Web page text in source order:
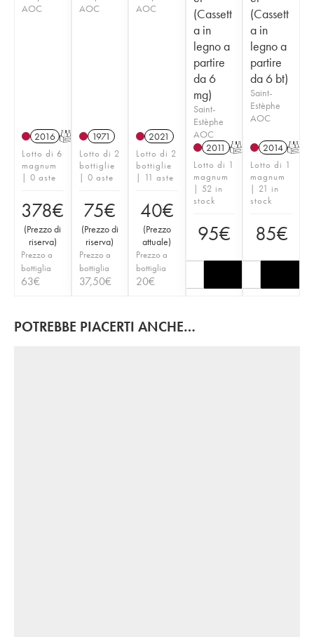
AOC
2016 T
Lotto di 6
magnum
| 0 aste
378€
(Prezzo di
riserva)
Prezzo a
bottiglia
63€
AOC
1971
Lotto di 2
bottiglie
| 0 aste
75€
(Prezzo di
riserva)
Prezzo a
bottiglia
37,50€
AOC
2021
Lotto di 2
bottiglie
| 11 aste
40€
(Prezzo
attuale)
Prezzo a
bottiglia
20€
(Cassett
a in
legno a
partire
da 6
mg)
Saint-
Estèphe
AOC
2011 T
Lotto di 1
magnum
| 52 in
stock
95€
(Cassett
a in
legno a
partire
da 6 bt)
Saint-
Estèphe
AOC
2014 T
Lotto di 1
magnum
| 21 in
stock
85€
POTREBBE PIACERTI ANCHE…